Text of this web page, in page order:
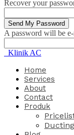
Recover your
A password will be
Klinik AC
Home
Services
About
Contact
Produk
Ducting